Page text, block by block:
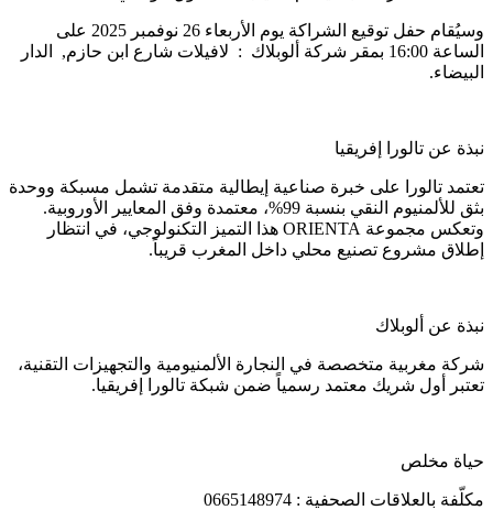
وسيُقام حفل توقيع الشراكة يوم الأربعاء 26 نوفمبر 2025 على
الساعة 16:00 بمقر شركة ألوبلاك : لافيلات شارع ابن حازم, الدار
البيضاء.
نبذة عن تالورا إفريقيا
تعتمد تالورا على خبرة صناعية إيطالية متقدمة تشمل مسبكة ووحدة
بثق للألمنيوم النقي بنسبة 99%، معتمدة وفق المعايير الأوروبية.
وتعكس مجموعة ORIENTA هذا التميز التكنولوجي، في انتظار
إطلاق مشروع تصنيع محلي داخل المغرب قريباً.
نبذة عن ألوبلاك
شركة مغربية متخصصة في النجارة الألمنيومية والتجهيزات التقنية،
تعتبر أول شريك معتمد رسمياً ضمن شبكة تالورا إفريقيا.
حياة مخلص
مكلّفة بالعلاقات الصحفية : 0665148974